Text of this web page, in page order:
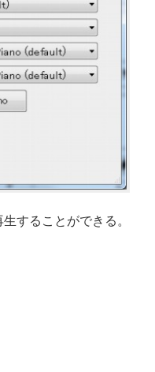
することができる。